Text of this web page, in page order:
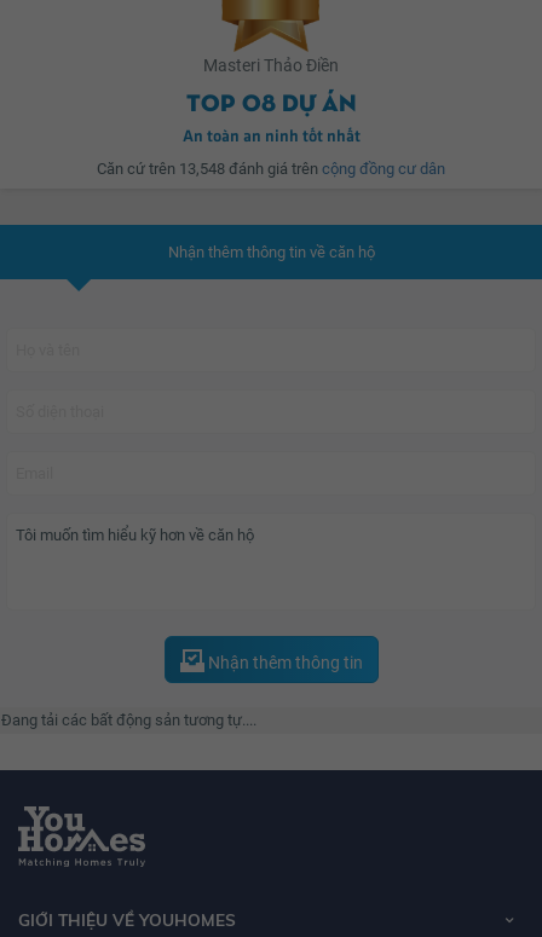
dựng một chuẩn mực sống hiện đại, văn minh, nơi hội tụ các tiện nghi hiện
đại cùng môi trường sống thân thiện giúp cuộc sống hạnh phúc thăng hoa.
Masteri Thảo Điền
Top 08 dự án
An toàn an ninh tốt nhất
Căn cứ trên 13,548 đánh giá trên cộng đồng cư dân
Nhận thêm thông tin về căn hộ
Nhận thêm thông tin
tải các bất động sản tương tự....
GIỚI THIỆU VỀ YOUHOMES